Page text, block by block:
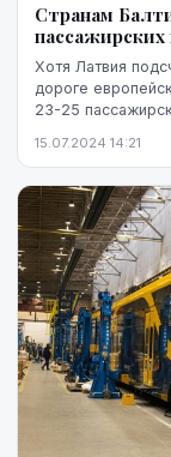
Странам
пассажирских
Хотя Латвия
дороге
23-25
15.07.2024 14:21